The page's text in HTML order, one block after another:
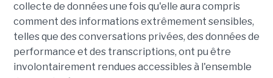
collecte de données une fois qu'elle aura compris
comment des informations extrêmement sensibles,
telles que des conversations privées, des données de
performance et des transcriptions, ont pu être
involontairement rendues accessibles à l'ensemble